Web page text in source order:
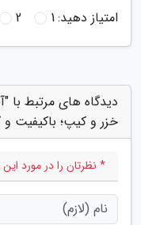
امتیاز دهید:1
2
دیدگاه های مرتبط با
خزر و کیپ؛ باکیفیت و
* نظرتان را در مورد این